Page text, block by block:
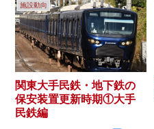
施設動向
関東大手民鉄・地下鉄の
保安装置更新時期①大手
民鉄編